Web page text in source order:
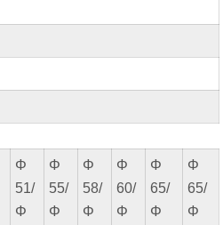
Φ
51/
Φ
Φ
55/
Φ
Φ
58/
Φ
Φ
60/
Φ
Φ
65/
Φ
Φ
65/
Φ